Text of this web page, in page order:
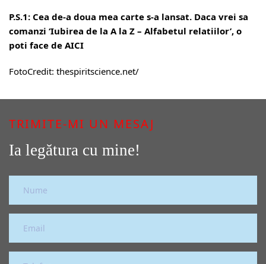
P.S.1: Cea de-a doua mea carte s-a lansat. Daca vrei sa
comanzi ‘Iubirea de la A la Z – Alfabetul relatiilor’, o
poti face de AICI
FotoCredit: thespiritscience.net/
TRIMITE-MI UN MESAJ
Ia legătura cu mine!